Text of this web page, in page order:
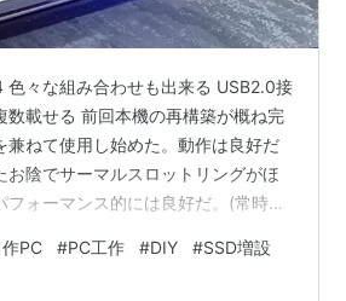
々な組み合わせも出来る USB2.0接
数載せる 前回本機の再構築が概ね完
兼ねて使用し始めた。動作は良好だ
お陰でサーマルスロットリングがほ
フォーマンス的には良好だ。(常時バ
考えている。そこでUSB2.0接続で
ジにM.2 NGFF SSDを設置可能に
作PC #PC工作 #DIY #SSD増設